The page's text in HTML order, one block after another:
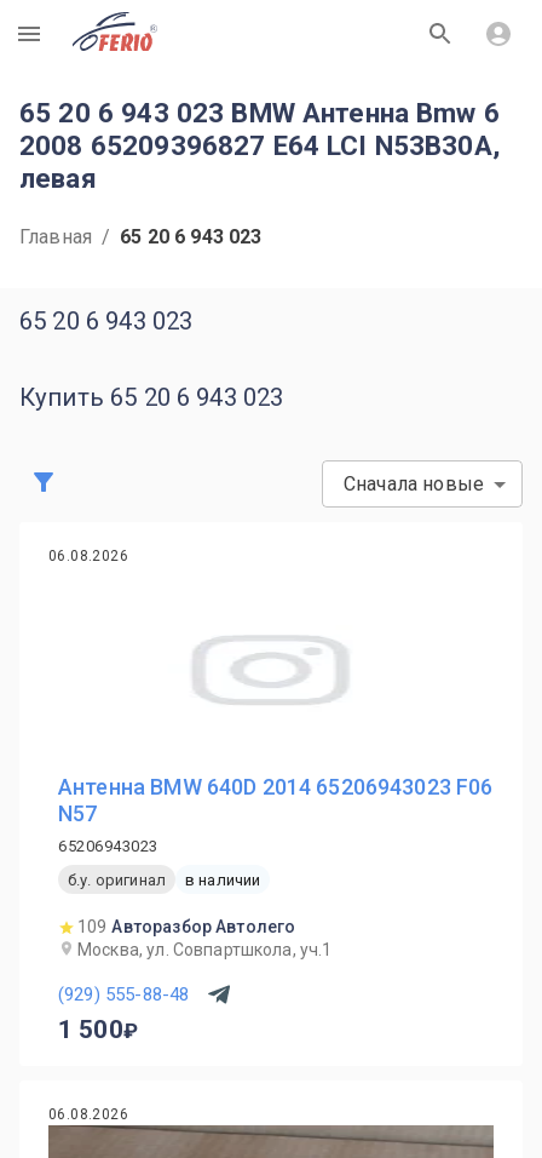
R
65 20 6 943 023 BMW Антенна Bmw 6
2008 65209396827 E64 LCI N53B30A,
левая
Главная / 65 20 6 943 023
65 20 6 943 023
Купить 65 20 6 943 023
Сначала новые
06.08.2026
Антенна BMW 640D 2014 65206943023 F06
N57
65206943023
б.у. оригинал
в наличии
109 Авторазбор Автолего
Москва, ул. Совпартшкола, уч.1
(929) 555-88-48
1 500
06.08.2026